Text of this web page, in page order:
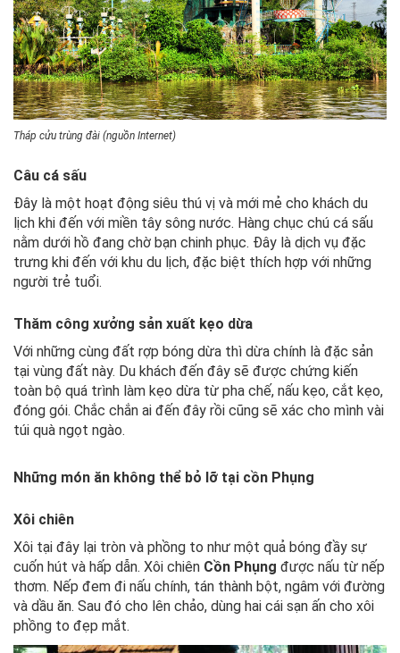
Tháp cửu trùng đài (nguồn Internet)
Câu cá sấu
Đây là một hoạt động siêu thú vị và mới mẻ cho khách du
lịch khi đến với miền tây sông nước. Hàng chục chú cá sấu
nằm dưới hồ đang chờ bạn chinh phục. Đây là dịch vụ đặc
trưng khi đến với khu du lịch, đặc biệt thích hợp với những
người trẻ tuổi.
Thăm công xưởng sản xuất kẹo dừa
Với những cùng đất rợp bóng dừa thì dừa chính là đặc sản
tại vùng đất này. Du khách đến đây sẽ được chứng kiến
toàn bộ quá trình làm kẹo dừa từ pha chế, nấu kẹo, cắt kẹo,
đóng gói. Chắc chắn ai đến đây rồi cũng sẽ xác cho mình vài
túi quà ngọt ngào.
Những món ăn không thể bỏ lỡ tại cồn Phụng
Xôi chiên
Xôi tại đây lại tròn và phồng to như một quả bóng đầy sự
cuốn hút và hấp dẫn. Xôi chiên Cồn Phụng được nấu từ nếp
thơm. Nếp đem đi nấu chính, tán thành bột, ngâm với đường
và dầu ăn. Sau đó cho lên chảo, dùng hai cái sạn ấn cho xôi
phồng to đẹp mắt.